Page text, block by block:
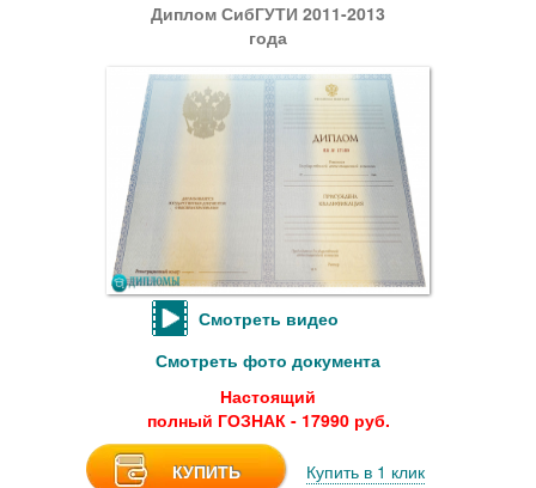
Диплом СибГУТИ 2011-2013
года
Смотреть видео
Смотреть фото документа
Настоящий
полный ГОЗНАК - 17990 руб.
КУПИТЬ Купить в 1 клик